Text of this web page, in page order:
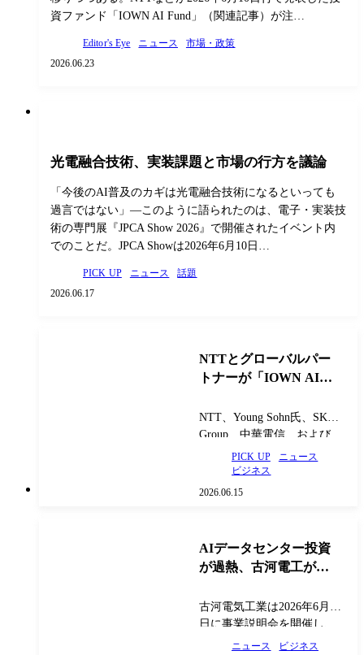
資ファンド「IOWN AI Fund」（関連記事）が注…
Editor's Eye ニュース
市場・政策
2026.06.23
光電融合技術、実装課題と市場の行方を議論
「今後のAI普及のカギは光電融合技術になるといっても
過言ではない」―このように語られたのは、電子・実装技
術の専門展『JPCA Show 2026』で開催されたイベント内
でのことだ。JPCA Showは2026年6月10日…
PICK UP ニュース
話題
2026.06.17
NTTとグローバルパー
トナーが「IOWN AI
AI産業の基盤形成へ
NTT、Young Sohn氏、SK
Group、中華電信、および
日本政策投資銀行は、AI時
代の先端技術への投資を通
PICK UP
ニュース
ビジネス
2026.06.15
AIデータセンター投資
が過熱、古河電工が光
強化
古河電気工業は2026年6月5
日に事業説明会を開催し、
光ソリューション領域の今
ニュース
ビジネス